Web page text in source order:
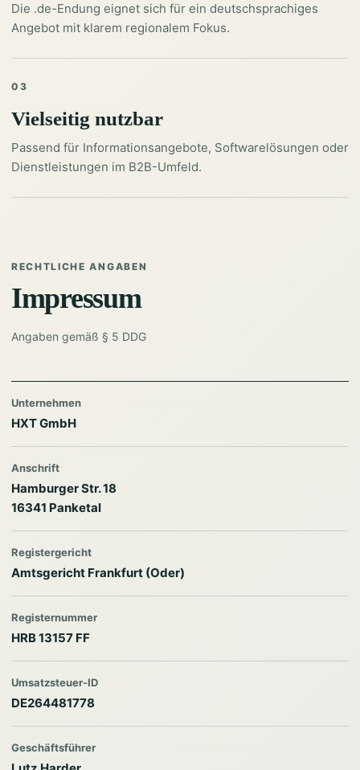
Die .de-Endung eignet sich für ein deutschsprachiges
Angebot mit klarem regionalem Fokus.
03
Vielseitig nutzbar
Passend für Informationsangebote, Softwarelösungen oder
Dienstleistungen im B2B-Umfeld.
RECHTLICHE ANGABEN
Impressum
Angaben gemäß § 5 DDG
Unternehmen
HXT GmbH
Anschrift
Hamburger Str. 18
16341 Panketal
Registergericht
Amtsgericht Frankfurt (Oder)
Registernummer
HRB 13157 FF
Umsatzsteuer-ID
DE264481778
Geschäftsführer